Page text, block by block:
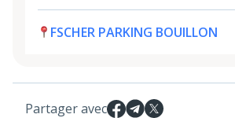
FSCHER PARKING BOUILLON
Partager avec